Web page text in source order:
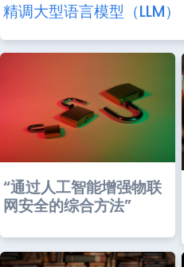
精调大型语言模型（LLM）
“通过人工智能增强物联
网安全的综合方法”